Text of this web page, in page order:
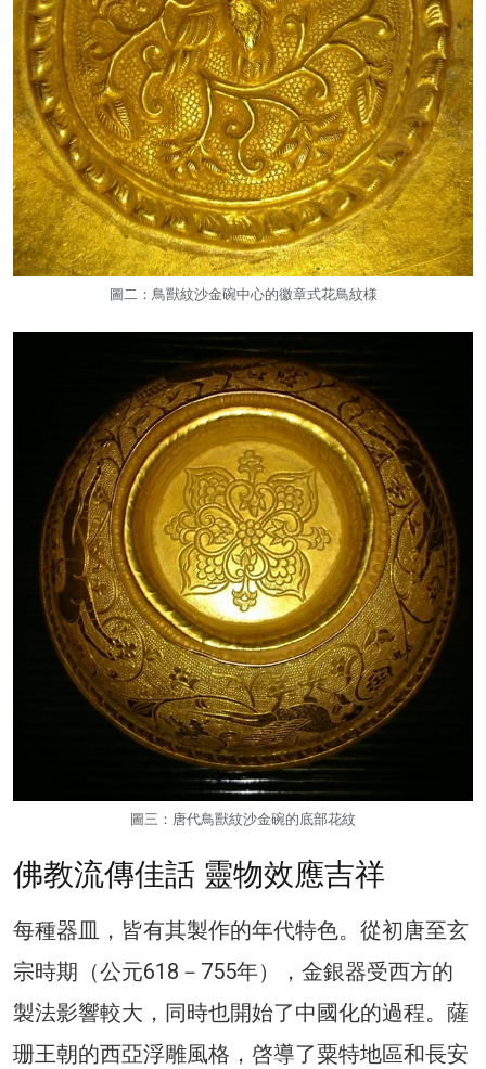
圖二：鳥獸紋沙金碗中心的徽章式花鳥紋様
圖三：唐代鳥獸紋沙金碗的底部花紋
佛教流傳佳話 靈物效應吉祥
每種器皿，皆有其製作的年代特色。從初唐至玄
宗時期（公元618－755年），金銀器受西方的
製法影響較大，同時也開始了中國化的過程。薩
珊王朝的西亞浮雕風格，啓導了粟特地區和長安